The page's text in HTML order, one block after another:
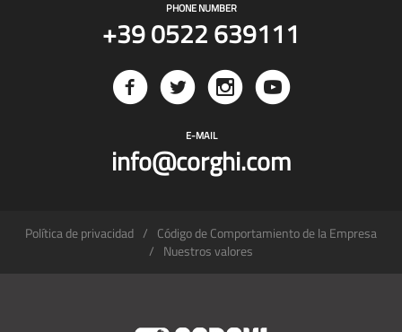
PHONE NUMBER
+39 0522 639111
E-MAIL
info@corghi.com
Política de privacidad
Código de Comportamiento de la Empresa
Nuestros valores